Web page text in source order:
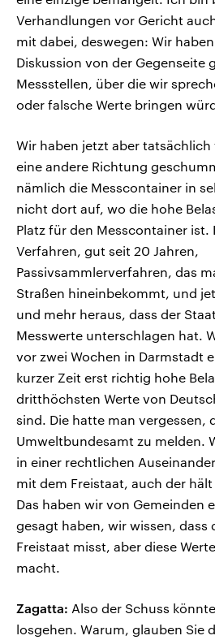
Verhandlungen vor Gericht
mit dabei, deswegen: Wir
Diskussion von der Gegenseite
Messstellen, über die wir
oder falsche Werte bringen
Wir haben jetzt aber
eine andere Richtung
nämlich die Messcontainer in
nicht dort auf, wo die hohe
Platz für den Messcontainer ist.
Verfahren, gut seit 20 Jahren,
Passivsammlerverfahren, das
Straßen hineinbekommt, und
und mehr heraus, dass der
Messwerte unterschlagen hat.
vor zwei Wochen in Darmstadt
kurzer Zeit erst richtig hohe
dritthöchsten Werte von
sind. Die hatte man vergessen,
Umweltbundesamt zu melden.
in einer rechtlichen
mit dem Freistaat, auch der
Das haben wir von Gemeinden
gesagt haben, wir wissen, dass
Freistaat misst, aber diese
macht.
Zagatta: Also der Schuss
losgehen. Warum, glauben Sie